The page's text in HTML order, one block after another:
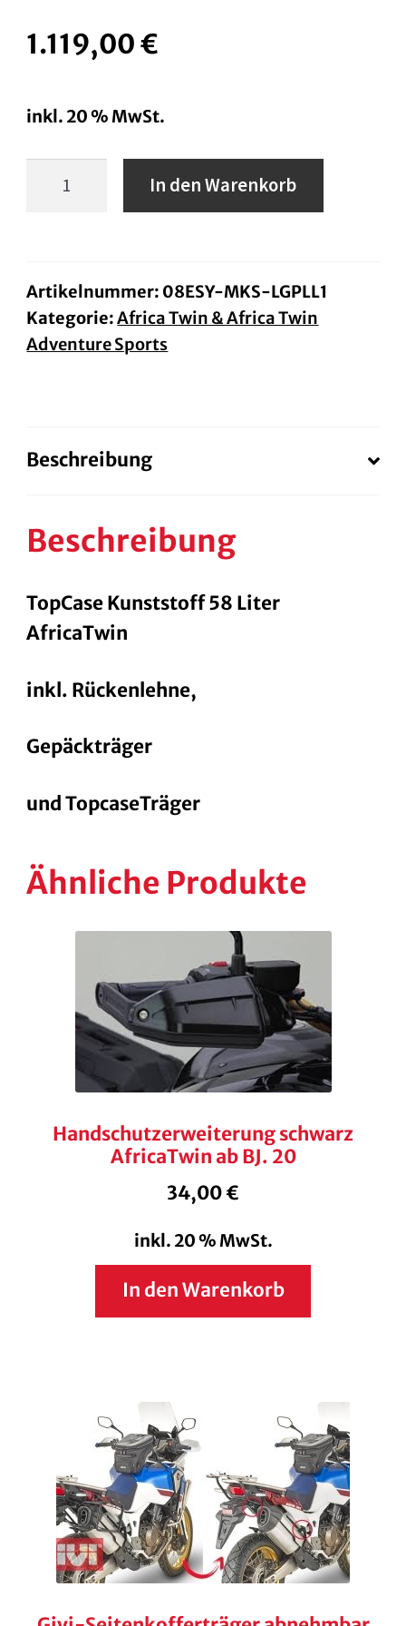
1.119,00€
inkl. 20 % MwSt.
AfricaTwin
von
Bj.
21
In den Warenkorb
Artikelnummer: 08ESY-MKS-LGPLL1
Kategorie:Africa Twin & Africa Twin
Adventure Sports
Beschreibung
Beschreibung
TopCase Kunststoff 58 Liter
AfricaTwin
inkl. Rückenlehne,
Gepäckträger
und TopcaseTräger
Ähnliche Produkte
Handschutzerweiterung schwarz
AfricaTwin ab BJ. 20
34,00€
inkl. 20 % MwSt.
In den Warenkorb